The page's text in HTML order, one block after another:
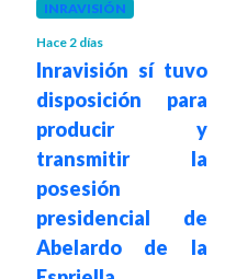
INRAVISIÓN
Hace 2 días
Inravisión sí tuvo
disposición para
producir y
transmitir la
posesión
presidencial de
Abelardo de la